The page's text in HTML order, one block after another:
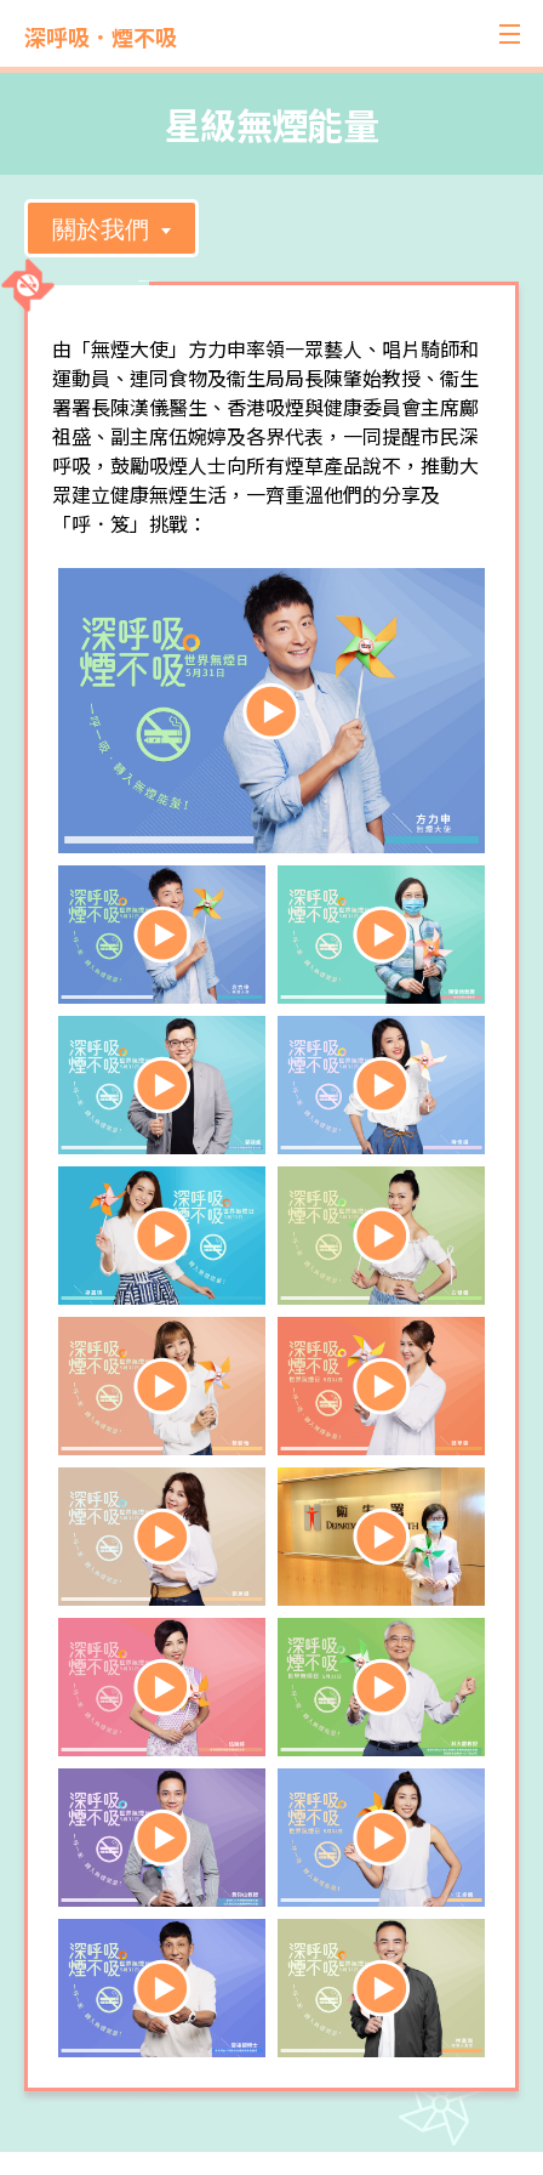
深呼吸．煙不吸
星級無煙能量
關於我們
由「無煙大使」方力申率領一眾藝人、唱片騎師和
運動員、連同食物及衞生局局長陳肇始教授、衞生
署署長陳漢儀醫生、香港吸煙與健康委員會主席鄺
祖盛、副主席伍婉婷及各界代表，一同提醒市民深
呼吸，鼓勵吸煙人士向所有煙草產品說不，推動大
眾建立健康無煙生活，一齊重溫他們的分享及
「呼．笈」挑戰：